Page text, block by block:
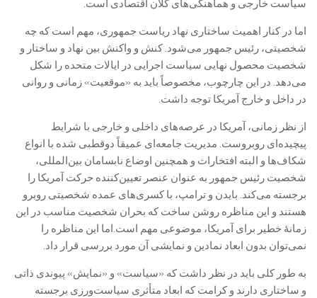
سیاست خارجی و هماهنگی‌های کلان اقتصادی است.
اما در کنار اهمیت ساختاری نهاد ریاست جمهوری، مهم است که چه
شخصیتی، رئیس جمهور می‌شود. کنش و واکنش‌ بین نهاد و ساختار و
شخصیت محصول نهایی سیاست اجرایی در ایالات متحده را شکل
می‌دهد. در این چارچوب، مخصوصاً باید به «موقعیت» زمانی و روانی
در داخل و خارج آمریکا توجه داشت.
از نظر زمانی، آمریکا در عرصه‌های داخلی و خارجی با شرایط
پیچیده‌ای روبروست. مدیریت جامعه‌ای عمیقاً دوقطبی شده با انواع
شکاف‌ها و البته افتخارات و همچنین اوضاع نابسامان بین‌المللی،
شخصیت رئیس جمهور به عنوان عنصر تعیین‌کننده حرکت آمریکا را
برجسته می‌کند. بایدن و ترامپ، با کسری‌های عمده شخصیتی روبرو
هستند و این مناظره روشن ساخت که بحران شخصیت مناسب در این
زمانۀ خطیر برای آمریکا، موضوعی مهم است.اما این مناظره را
نمی‌توان بدون ابعاد نمادین و نمایشی آن مورد بررسی قرار داد.
به طور کلی باید در نظر داشت که «سیاست» و «نمایش» پیوندی ذاتی
و ساختاری دارند و کرامت که ابعاد متأثری سیاست‌ورزی برجسته